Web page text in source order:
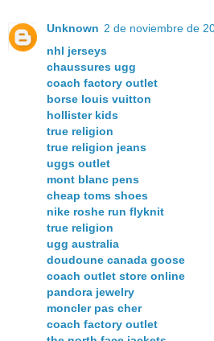
Unknown 2 de noviembre de
nhl jerseys
chaussures ugg
coach factory outlet
borse louis vuitton
hollister kids
true religion
true religion jeans
uggs outlet
mont blanc pens
cheap toms shoes
nike roshe run flyknit
true religion
ugg australia
doudoune canada goose
coach outlet store online
pandora jewelry
moncler pas cher
coach factory outlet